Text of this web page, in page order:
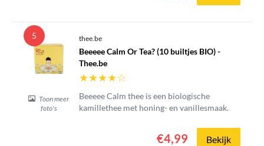
5
Toon meer
foto's
thee.be
Beeeee Calm Or Tea? (10 builtjes BIO) -
Thee.be
★★★★☆
Beeeee Calm thee is een biologische
kamillethee met honing- en vanillesmaak.
€4,99 Bekijk